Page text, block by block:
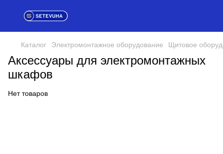
Каталог Электромонтажное оборудование Щитовое
Аксессуары для электромонтажных
шкафов
Нет товаров